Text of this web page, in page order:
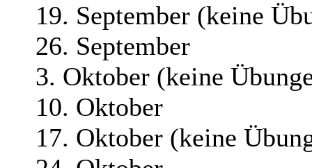
19. September (keine
26. September
3. Oktober (keine
10. Oktober
17. Oktober (keine